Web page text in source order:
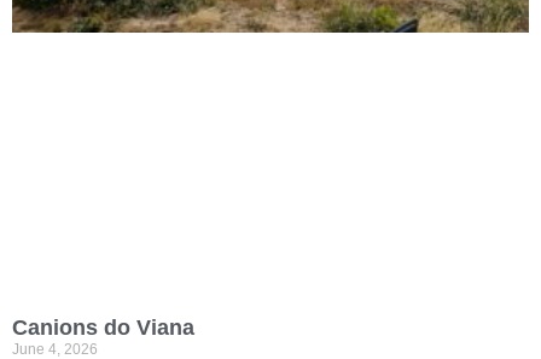
Canions do Viana
June 4, 2026